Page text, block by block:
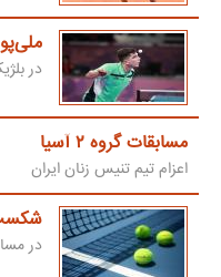
در
مسابقات گروه ۲ آسیا
اعزام تیم تنیس زنان ایران
در